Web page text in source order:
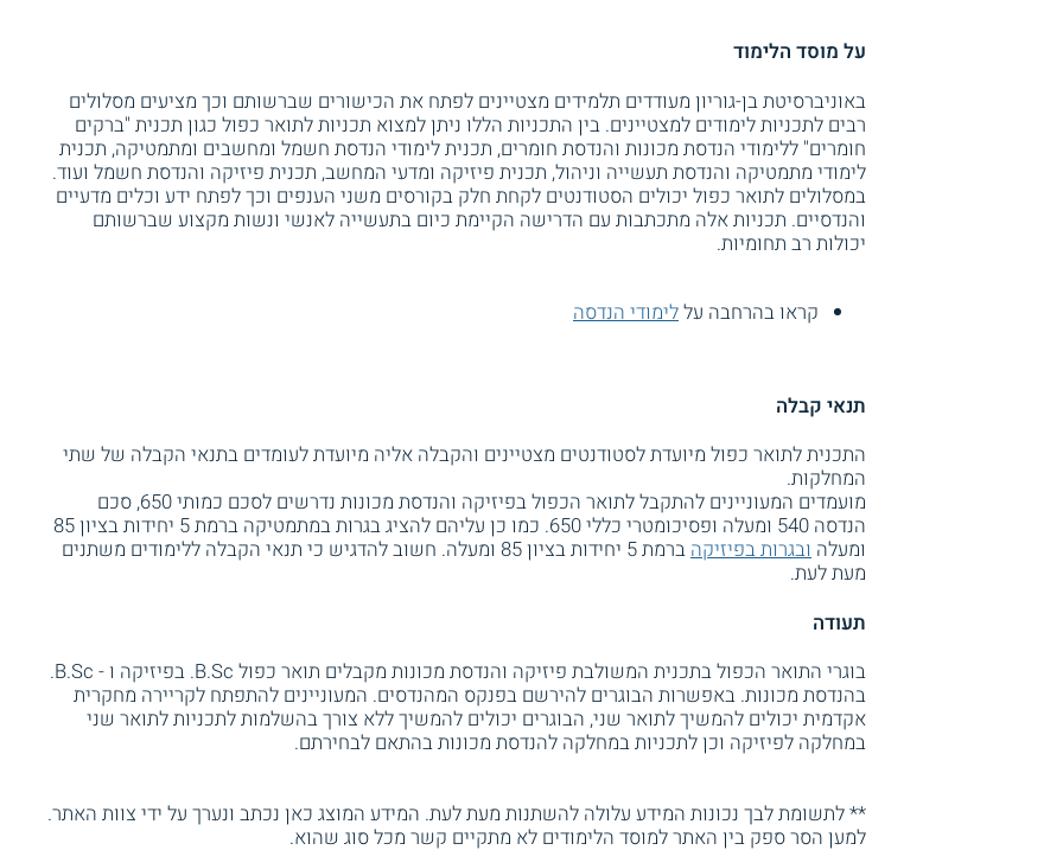
על מוסד הלימוד
באוניברסיטת בן-גוריון מעודדים תלמידים מצטיינים לפתח את הכישורים שברשותם וכך מציעים מסלולים
רבים לתכניות לימודים למצטיינים. בין התכניות הללו ניתן למצוא תכניות לתואר כפול כגון תכנית "ברקים
חומרים" ללימודי הנדסת מכונות והנדסת חומרים, תכנית לימודי הנדסת חשמל ומחשבים ומתמטיקה, תכנית
לימודי מתמטיקה והנדסת תעשייה וניהול, תכנית פיזיקה ומדעי המחשב, תכנית פיזיקה והנדסת חשמל ועוד.
במסלולים לתואר כפול יכולים הסטודנטים לקחת חלק בקורסים משני הענפים וכך לפתח ידע וכלים מדעיים
והנדסיים. תכניות אלה מתכתבות עם הדרישה הקיימת כיום בתעשייה לאנשי ונשות מקצוע שברשותם
יכולות רב תחומיות.
קראו בהרחבה עללימודי הנדסה
תנאי קבלה
התכנית לתואר כפול מיועדת לסטודנטים מצטיינים והקבלה אליה מיועדת לעומדים בתנאי הקבלה של שתי
המחלקות.
מועמדים המעוניינים להתקבל לתואר הכפול בפיזיקה והנדסת מכונות נדרשים לסכם כמותי 650, סכם
הנדסה 540 ומעלה ופסיכומטרי כללי 650. כמו כן עליהם להציג בגרות במתמטיקה ברמת 5 יחידות בציון 85
ומעלה ובגרות בפיזיקה
ברמת 5 יחידות בציון 85 ומעלה. חשוב להדגיש כי תנאי הקבלה ללימודים משתנים
מעת לעת.
תעודה
בוגרי התואר הכפול בתכנית המשולבת פיזיקה והנדסת מכונות מקבלים תואר כפול B.Sc. בפיזיקה ו - B.Sc.
בהנדסת מכונות. באפשרות הבוגרים להירשם בפנקס המהנדסים. המעוניינים להתפתח לקריירה מחקרית
אקדמית יכולים להמשיך לתואר שני, הבוגרים יכולים להמשיך ללא צורך בהשלמות לתכניות לתואר שני
במחלקה לפיזיקה וכן לתכניות במחלקה להנדסת מכונות בהתאם לבחירתם.
** לתשומת לבך נכונות המידע עלולה להשתנות מעת לעת. המידע המוצג כאן נכתב ונערך על ידי צוות האתר.
למען הסר ספק בין האתר למוסד הלימודים לא מתקיים קשר מכל סוג שהוא.